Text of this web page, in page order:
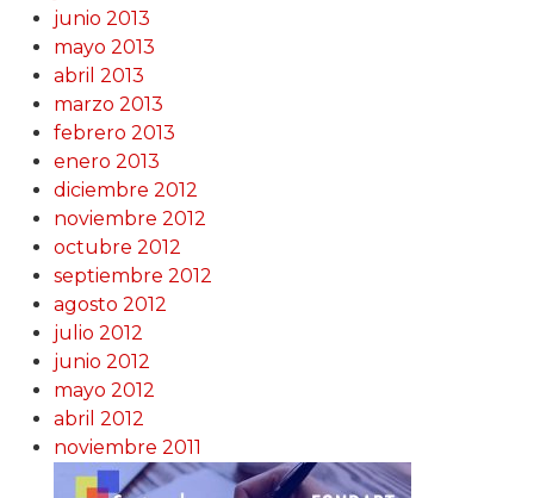
junio 2013
mayo 2013
abril 2013
marzo 2013
febrero 2013
enero 2013
diciembre 2012
noviembre 2012
octubre 2012
septiembre 2012
agosto 2012
julio 2012
junio 2012
mayo 2012
abril 2012
noviembre 2011